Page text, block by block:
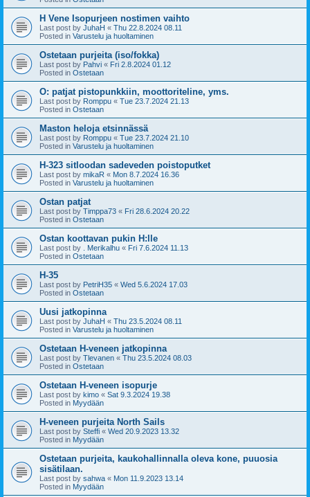
H Vene Isopurjeen nostimen vaihto
Last post by JuhaH « Thu 22.8.2024 08.11
Posted in Varustelu ja huoltaminen
Ostetaan purjeita (iso/fokka)
Last post by Pahvi « Fri 2.8.2024 01.12
Posted in Ostetaan
O: patjat pistopunkkiin, moottoriteline, yms.
Last post by Romppu « Tue 23.7.2024 21.13
Posted in Ostetaan
Maston heloja etsinnässä
Last post by Romppu « Tue 23.7.2024 21.10
Posted in Varustelu ja huoltaminen
H-323 sitloodan sadeveden poistoputket
Last post by mikaR « Mon 8.7.2024 16.36
Posted in Varustelu ja huoltaminen
Ostan patjat
Last post by Timppa73 « Fri 28.6.2024 20.22
Posted in Ostetaan
Ostan koottavan pukin H:lle
Last post by . Merikalhu « Fri 7.6.2024 11.13
Posted in Ostetaan
H-35
Last post by PetriH35 « Wed 5.6.2024 17.03
Posted in Ostetaan
Uusi jatkopinna
Last post by JuhaH « Thu 23.5.2024 08.11
Posted in Varustelu ja huoltaminen
Ostetaan H-veneen jatkopinna
Last post by Tlevanen « Thu 23.5.2024 08.03
Posted in Ostetaan
Ostetaan H-veneen isopurje
Last post by kimo « Sat 9.3.2024 19.38
Posted in Myydään
H-veneen purjeita North Sails
Last post by Steffi « Wed 20.9.2023 13.32
Posted in Myydään
Ostetaan purjeita, kaukohallinnalla oleva kone, puuosia
sisätilaan.
Last post by sahwa « Mon 11.9.2023 13.14
Posted in Myydään